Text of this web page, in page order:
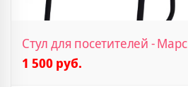
Стул для посетителей - Марс
1 500 руб.